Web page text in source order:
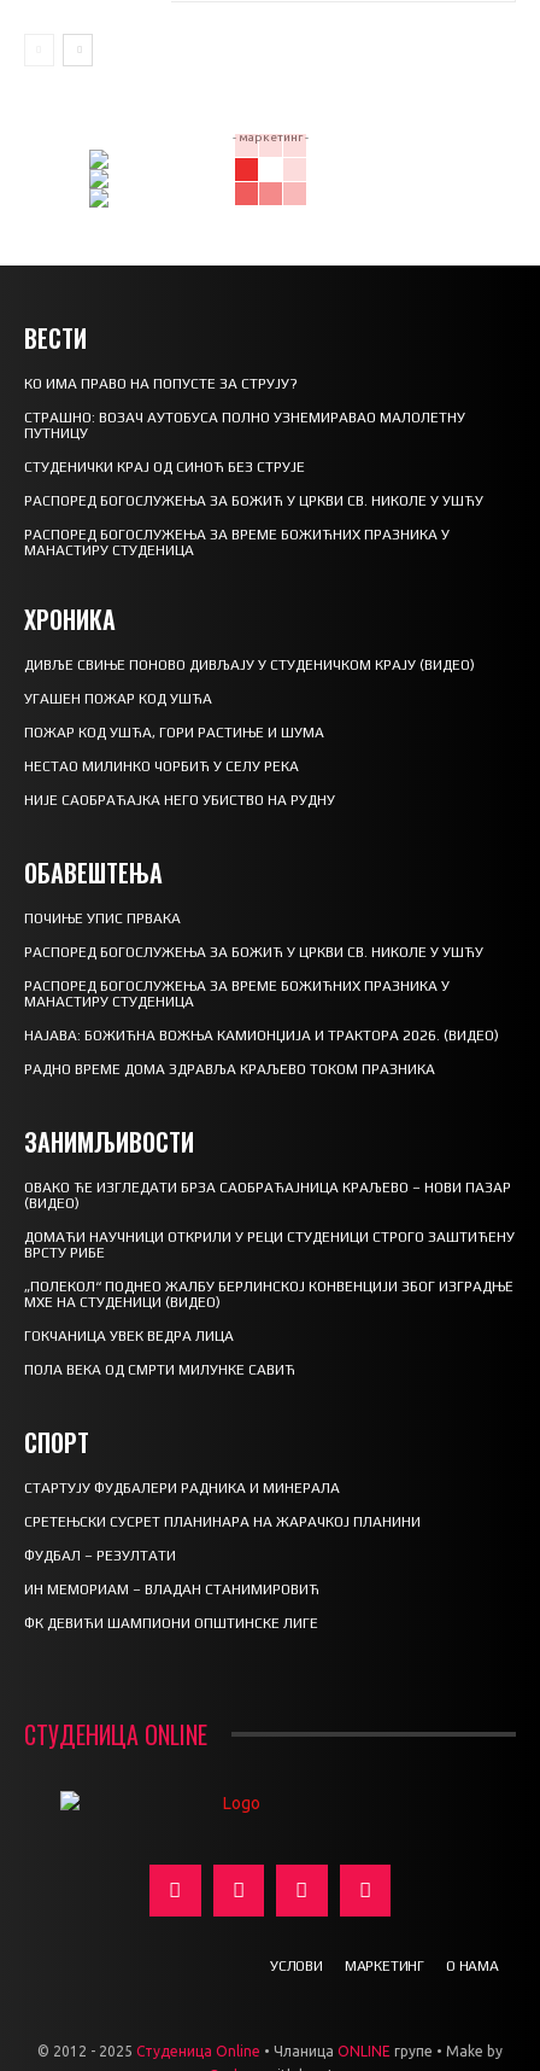
- маркетинг -
ВЕСТИ
КО ИМА ПРАВО НА ПОПУСТЕ ЗА СТРУЈУ?
СТРАШНО: ВОЗАЧ АУТОБУСА ПОЛНО УЗНЕМИРАВАО МАЛОЛЕТНУ
ПУТНИЦУ
СТУДЕНИЧКИ КРАЈ ОД СИНОЋ БЕЗ СТРУЈЕ
РАСПОРЕД БОГОСЛУЖЕЊА ЗА БОЖИЋ У ЦРКВИ СВ. НИКОЛЕ У УШЋУ
РАСПОРЕД БОГОСЛУЖЕЊА ЗА ВРЕМЕ БОЖИЋНИХ ПРАЗНИКА У
МАНАСТИРУ СТУДЕНИЦА
ХРОНИКА
ДИВЉЕ СВИЊЕ ПОНОВО ДИВЉАЈУ У СТУДЕНИЧКОМ КРАЈУ (ВИДЕО)
УГАШЕН ПОЖАР КОД УШЋА
ПОЖАР КОД УШЋА, ГОРИ РАСТИЊЕ И ШУМА
НЕСТАО МИЛИНКО ЧОРБИЋ У СЕЛУ РЕКА
НИЈЕ САОБРАЋАЈКА НЕГО УБИСТВО НА РУДНУ
ОБАВЕШТЕЊА
ПОЧИЊЕ УПИС ПРВАКА
РАСПОРЕД БОГОСЛУЖЕЊА ЗА БОЖИЋ У ЦРКВИ СВ. НИКОЛЕ У УШЋУ
РАСПОРЕД БОГОСЛУЖЕЊА ЗА ВРЕМЕ БОЖИЋНИХ ПРАЗНИКА У
МАНАСТИРУ СТУДЕНИЦА
НАЈАВА: БОЖИЋНА ВОЖЊА КАМИОНЏИЈА И ТРАКТОРА 2026. (ВИДЕО)
РАДНО ВРЕМЕ ДОМА ЗДРАВЉА КРАЉЕВО ТОКОМ ПРАЗНИКА
ЗАНИМЉИВОСТИ
ОВАКО ЋЕ ИЗГЛЕДАТИ БРЗА САОБРАЋАЈНИЦА КРАЉЕВО – НОВИ ПАЗАР
(ВИДЕО)
ДОМАЋИ НАУЧНИЦИ ОТКРИЛИ У РЕЦИ СТУДЕНИЦИ СТРОГО ЗАШТИЋЕНУ
ВРСТУ РИБЕ
„ПОЛЕКОЛ“ ПОДНЕО ЖАЛБУ БЕРЛИНСКОЈ КОНВЕНЦИЈИ ЗБОГ ИЗГРАДЊЕ
МХЕ НА СТУДЕНИЦИ (ВИДЕО)
ГОКЧАНИЦА УВЕК ВЕДРА ЛИЦА
ПОЛА ВЕКА ОД СМРТИ МИЛУНКЕ САВИЋ
СПОРТ
СТАРТУЈУ ФУДБАЛЕРИ РАДНИКА И МИНЕРАЛА
СРЕТЕЊСКИ СУСРЕТ ПЛАНИНАРА НА ЖАРАЧКОЈ ПЛАНИНИ
ФУДБАЛ – РЕЗУЛТАТИ
ИН МЕМОРИАМ – ВЛАДАН СТАНИМИРОВИЋ
ФК ДЕВИЋИ ШАМПИОНИ ОПШТИНСКЕ ЛИГЕ
СТУДЕНИЦА ONLINE
УСЛОВИ МАРКЕТИНГ О НАМА
© 2012 - 2025 Студеница Online • Чланица ONLINE групе • Make by